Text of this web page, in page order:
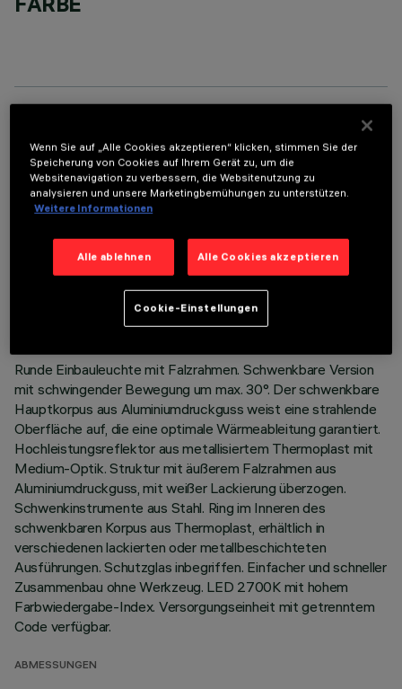
TECHNISCHE DATEN
LETZTES UPDATE: 07.08.2026
Runde Einbauleuchte mit Falzrahmen. Schwenkbare Version
mit schwingender Bewegung um max. 30°. Der schwenkbare
Hauptkorpus aus Aluminiumdruckguss weist eine strahlende
Oberfläche auf, die eine optimale Wärmeableitung garantiert.
Hochleistungsreflektor aus metallisiertem Thermoplast mit
Medium-Optik. Struktur mit äußerem Falzrahmen aus
Aluminiumdruckguss, mit weißer Lackierung überzogen.
Schwenkinstrumente aus Stahl. Ring im Inneren des
schwenkbaren Korpus aus Thermoplast, erhältlich in
verschiedenen lackierten oder metallbeschichteten
Ausführungen. Schutzglas inbegriffen. Einfacher und schneller
Zusammenbau ohne Werkzeug. LED 2700K mit hohem
Farbwiedergabe-Index. Versorgungseinheit mit getrenntem
Code verfügbar.
ABMESSUNGEN
Wenn Sie auf „Alle Cookies akzeptieren“ klicken, stimmen Sie der
Speicherung von Cookies auf Ihrem Gerät zu, um die
Websitenavigation zu verbessern, die Websitenutzung zu
analysieren und unsere Marketingbemühungen zu unterstützen.
Weitere Informationen
Alle ablehnen Alle Cookies akzeptieren
Cookie-Einstellungen